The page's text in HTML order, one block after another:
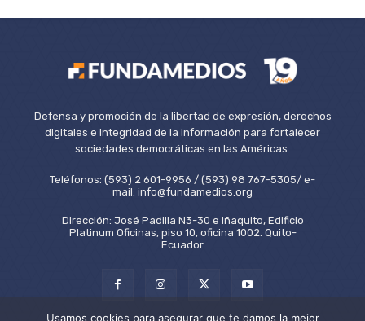
Defensa y promoción de la libertad de expresión, derechos
digitales e integridad de la información para fortalecer
sociedades democráticas en las Américas.
Teléfonos: (593) 2 601-9956 / (593) 98 767-5305/ e-
mail: info@fundamedios.org
Dirección: José Padilla N3-30 e Iñaquito, Edificio
Platinum Oficinas, piso 10, oficina 1002. Quito-
Ecuador
Usamos cookies para asegurar que te damos la mejor